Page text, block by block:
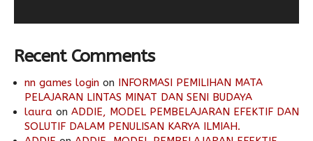
Recent Comments
nn games login on INFORMASI PEMILIHAN MATA
PELAJARAN LINTAS MINAT DAN SENI BUDAYA
laura on ADDIE, MODEL PEMBELAJARAN EFEKTIF DAN
SOLUTIF DALAM PENULISAN KARYA ILMIAH.